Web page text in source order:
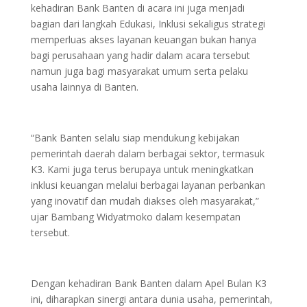
kehadiran Bank Banten di acara ini juga menjadi
bagian dari langkah Edukasi, Inklusi sekaligus strategi
memperluas akses layanan keuangan bukan hanya
bagi perusahaan yang hadir dalam acara tersebut
namun juga bagi masyarakat umum serta pelaku
usaha lainnya di Banten.
“Bank Banten selalu siap mendukung kebijakan
pemerintah daerah dalam berbagai sektor, termasuk
K3. Kami juga terus berupaya untuk meningkatkan
inklusi keuangan melalui berbagai layanan perbankan
yang inovatif dan mudah diakses oleh masyarakat,”
ujar Bambang Widyatmoko dalam kesempatan
tersebut.
Dengan kehadiran Bank Banten dalam Apel Bulan K3
ini, diharapkan sinergi antara dunia usaha, pemerintah,